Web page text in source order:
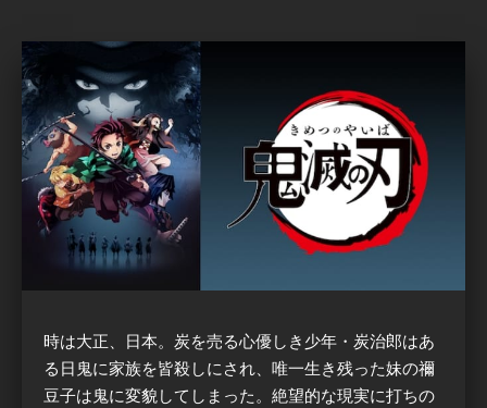
時は大正、日本。炭を売る心優しき少年・炭治郎はあ
る日鬼に家族を皆殺しにされ、唯一生き残った妹の禰
豆子は鬼に変貌してしまった。絶望的な現実に打ちの